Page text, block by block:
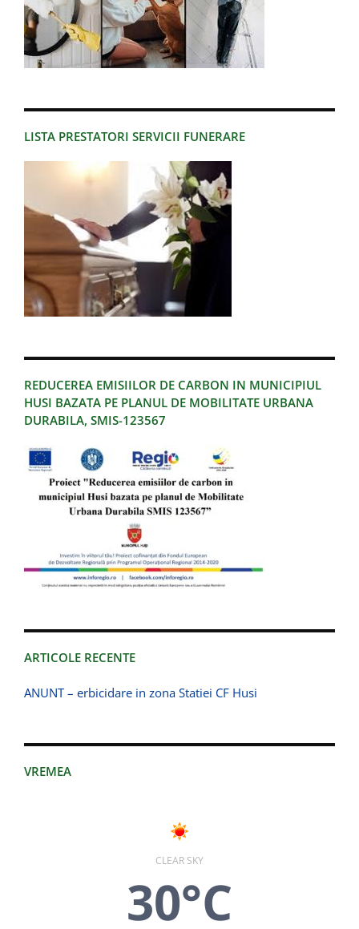
LISTA PRESTATORI SERVICII FUNERARE
REDUCEREA EMISIILOR DE CARBON IN MUNICIPIUL
HUSI BAZATA PE PLANUL DE MOBILITATE URBANA
DURABILA, SMIS-123567
ARTICOLE RECENTE
ANUNT – erbicidare in zona Statiei CF Husi
VREMEA
CLEAR SKY
30°C